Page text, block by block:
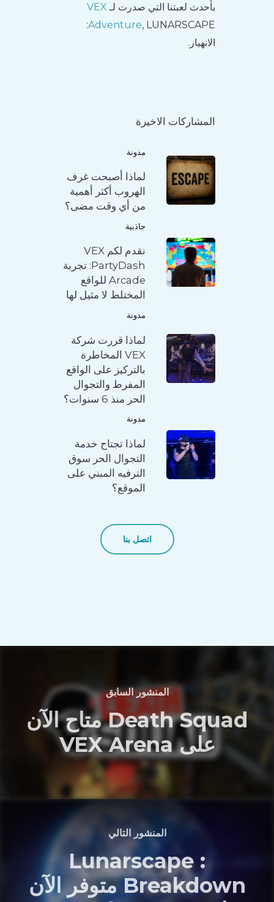
بأحدث لعبتنا التي صدرت لـ VEX
Adventure
, LUNARSCAPE:
الانهيار.
المشاركات الاخيرة
مدونة
لماذا أصبحت غرف
الهروب أكثر أهمية
من أي وقت مضى؟
جاذبية
نقدم لكم VEX
PartyDash: تجربة
Arcade للواقع
المختلط لا مثيل لها
مدونة
لماذا قررت شركة
VEX المخاطرة
بالتركيز على الواقع
المفرط والتجوال
الحر منذ 6 سنوات؟
مدونة
لماذا تجتاح خدمة
التجوال الحر سوق
الترفيه المبني على
الموقع؟
اتصل بنا
المنشور السابق
Death Squad متاح الآن
على VEX Arena
المنشور التالي
Lunarscape :
Breakdown متوفر الآن